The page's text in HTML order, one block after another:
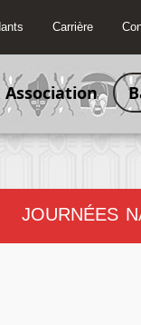
Carrière
JOURNÉES